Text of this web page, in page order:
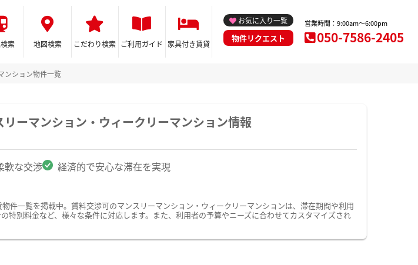
索 地図検索 こだわり検索 ご利用ガイド 家具付き賃貸
お気に入り一覧
物件リクエスト
営業時間：9:00am～6:00pm
050-7586-2405
ンション物件一覧
ーマンション・ウィークリーマンション情報
軟な交渉 経済的で安心な滞在を実現
件一覧を掲載中。賃料交渉可のマンスリーマンション・ウィークリーマンションは、滞在期間や利用
別料金など、様々な条件に対応します。また、利用者の予算やニーズに合わせてカスタマイズされ